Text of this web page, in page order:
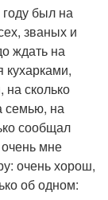
был на
званых и
ждать на
сколько
семью, на
сообщал
мне
очень хорош,
об одном: